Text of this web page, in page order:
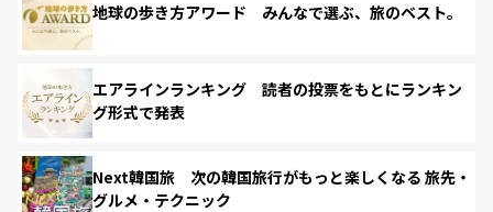
地球の歩き方アワード みんなで選ぶ、旅のベスト。
エアラインランキング 読者の投票をもとにランキン
グ形式で発表
Next韓国旅 次の韓国旅行がもっと楽しくなる 旅先・
グルメ・テクニック